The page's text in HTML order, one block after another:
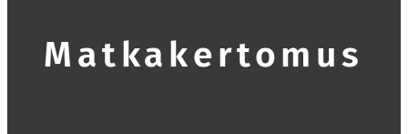
Matkakertomus